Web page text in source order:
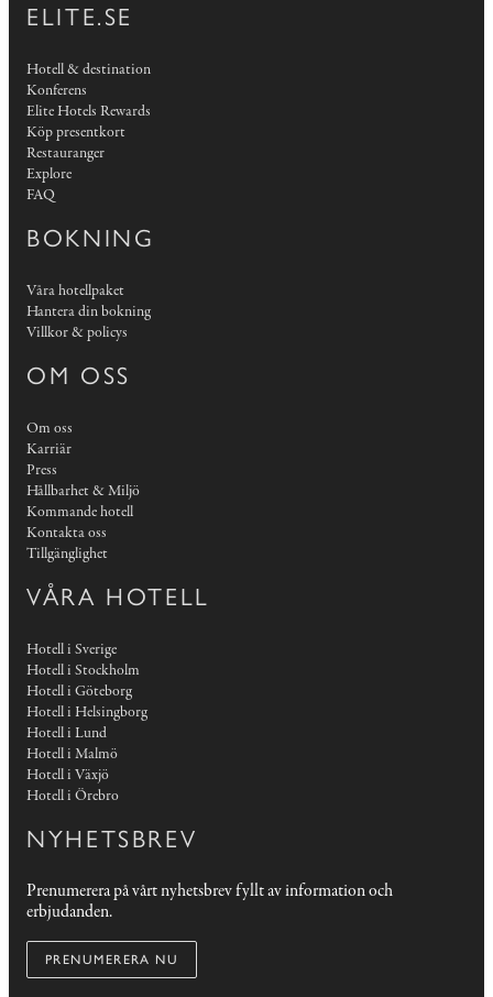
ELITE.SE
Hotell & destination
Konferens
Elite Hotels Rewards
Köp presentkort
Restauranger
Explore
FAQ
BOKNING
Våra hotellpaket
Hantera din bokning
Villkor & policys
OM OSS
Om oss
Karriär
Press
Hållbarhet & Miljö
Kommande hotell
Kontakta oss
Tillgänglighet
VÅRA HOTELL
Hotell i Sverige
Hotell i Stockholm
Hotell i Göteborg
Hotell i Helsingborg
Hotell i Lund
Hotell i Malmö
Hotell i Växjö
Hotell i Örebro
NYHETSBREV
Prenumerera på vårt nyhetsbrev fyllt av information och
erbjudanden.
PRENUMERERA NU